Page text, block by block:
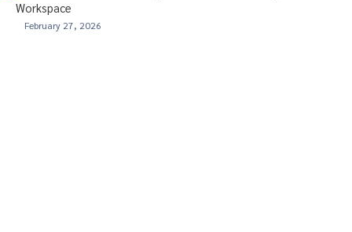
Workspace
February 27, 2026